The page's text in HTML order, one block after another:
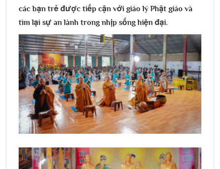
các bạn trẻ được tiếp cận với giáo lý Phật giáo và
tìm lại sự an lành trong nhịp sống hiện đại.